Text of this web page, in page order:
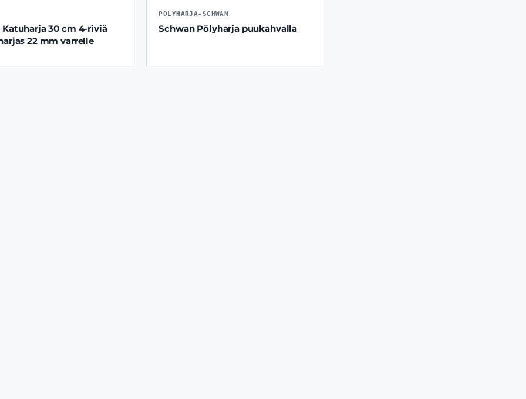
Katuharja 30 cm 4-riviä
22 mm varrelle
POLYHARJA-SCHWAN
Schwan Pölyharja puukahvalla